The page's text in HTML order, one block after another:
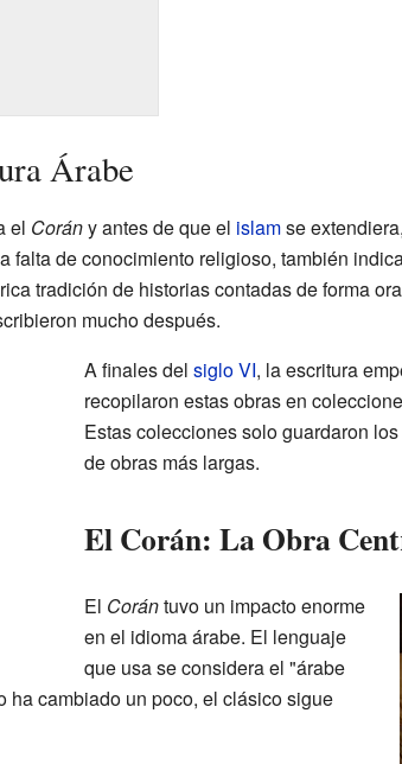
Árabe
el Corány antes de que el islamse
falta de conocimiento religioso, también
tradición de historias contadas de forma
mucho después.
A finales del siglo VI, la escritura
recopilaron estas obras en
Estas colecciones solo guardaron
de obras más largas.
El Corán: La Obra
El Corántuvo un impacto enorme
en el idioma árabe. El lenguaje
que usa se considera el "árabe
ha cambiado un poco, el clásico sigue